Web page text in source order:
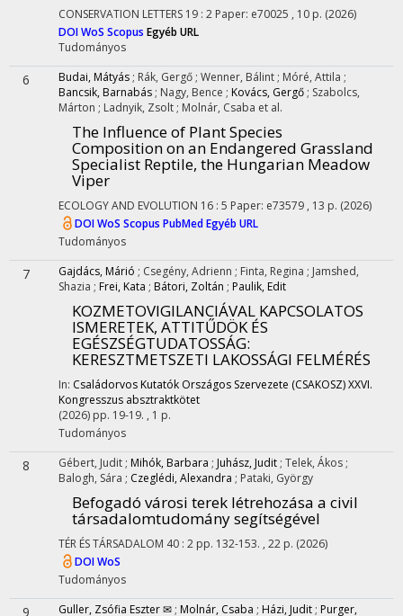
CONSERVATION LETTERS 19 : 2 Paper: e70025 , 10 p. (2026)
DOIWoS Scopus Egyéb URL
Tudományos
6 Budai, Mátyás ; Rák, Gergő ; Wenner, Bálint ; Móré, Attila ;
Bancsik, Barnabás ; Nagy, Bence ; Kovács, Gergő ; Szabolcs,
Márton ; Ladnyik, Zsolt ; Molnár, Csaba et al.
The Influence of Plant Species
Composition on an Endangered Grassland
Specialist Reptile, the Hungarian Meadow
Viper
ECOLOGY AND EVOLUTION 16 : 5 Paper: e73579 , 13 p. (2026)
DOIWoS Scopus PubMedEgyéb URL
Tudományos
7 Gajdács, Márió ; Csegény, Adrienn ; Finta, Regina ; Jamshed,
Shazia ; Frei, Kata ; Bátori, Zoltán ; Paulik, Edit
KOZMETOVIGILANCIÁVAL KAPCSOLATOS
ISMERETEK, ATTITŰDÖK ÉS
EGÉSZSÉGTUDATOSSÁG:
KERESZTMETSZETI LAKOSSÁGI FELMÉRÉS
In: Családorvos Kutatók Országos Szervezete (CSAKOSZ) XXVI.
Kongresszus absztraktkötet
(2026) pp. 19-19. , 1 p.
Tudományos
8 Gébert, Judit ; Mihók, Barbara ; Juhász, Judit ; Telek, Ákos ;
Balogh, Sára ; Czeglédi, Alexandra ; Pataki, György
Befogadó városi terek létrehozása a civil
társadalomtudomány segítségével
TÉR ÉS TÁRSADALOM 40 : 2 pp. 132-153. , 22 p. (2026)
DOIWoS
Tudományos
9 Guller, Zsófia Eszter ✉ ; Molnár, Csaba ; Házi, Judit ; Purger,